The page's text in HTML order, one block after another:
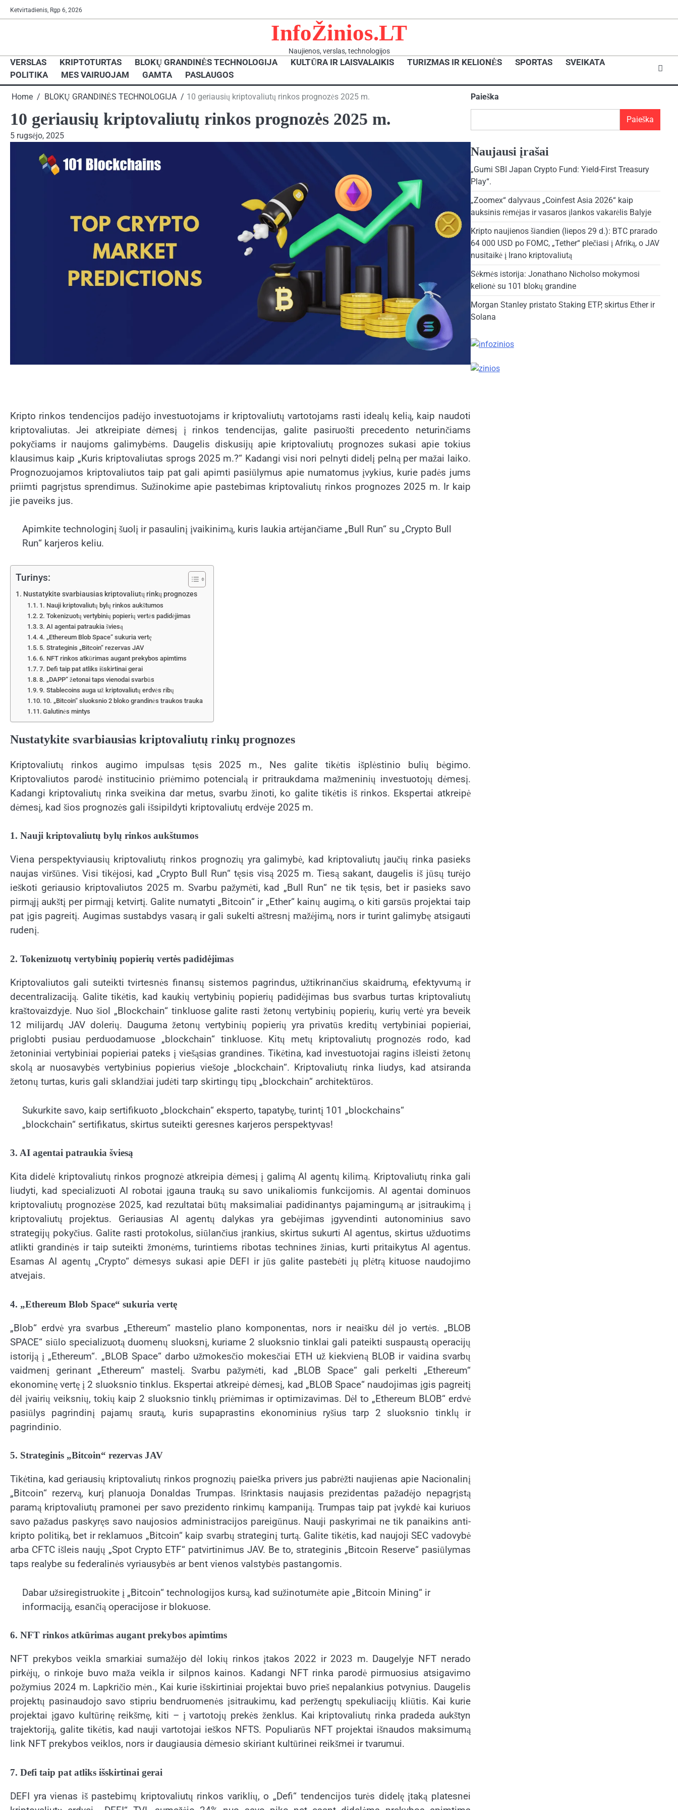
Skip
to
Ketvirtadienis, Rgp 6, 2026
InfoŽinios.LT
Naujienos, verslas, technologijos
VERSLAS KRIPTOTURTAS BLOKŲ GRANDINĖS TECHNOLOGIJA KULTŪRA IR LAISVALAIKIS TURIZMAS IR KELIONĖS SPORTAS
SVEIKATA
POLITIKA
MES VAIRUOJAM GAMTA PASLAUGOS
Home BLOKŲ GRANDINĖS TECHNOLOGIJA 10 geriausių kriptovaliutų rinkos prognozės 2025 m.
10 geriausių kriptovaliutų rinkos prognozės 2025 m.
5 rugsėjo, 2025
Kripto rinkos tendencijos padėjo investuotojams ir kriptovaliutų vartotojams rasti idealų kelią, kaip naudoti
kriptovaliutas. Jei atkreipiate dėmesį į rinkos tendencijas, galite pasiruošti precedento neturinčiams
pokyčiams ir naujoms galimybėms. Daugelis diskusijų apie kriptovaliutų prognozes sukasi apie tokius
klausimus kaip „Kuris kriptovaliutas sprogs 2025 m.?“ Kadangi visi nori pelnyti didelį pelną per mažai laiko.
Prognozuojamos kriptovaliutos taip pat gali apimti pasiūlymus apie numatomus įvykius, kurie padės jums
priimti pagrįstus sprendimus. Sužinokime apie pastebimas kriptovaliutų rinkos prognozes 2025 m. Ir kaip
jie paveiks jus.
Apimkite technologinį šuolį ir pasaulinį įvaikinimą, kuris laukia artėjančiame „Bull Run“ su „Crypto Bull
Run“ karjeros keliu.
Turinys:
Nustatykite svarbiausias kriptovaliutų rinkų prognozes
1. Nauji kriptovaliutų bylų rinkos aukštumos
2. Tokenizuotų vertybinių popierių vertės padidėjimas
3. AI agentai patraukia šviesą
4. „Ethereum Blob Space“ sukuria vertę
5. Strateginis „Bitcoin“ rezervas JAV
6. NFT rinkos atkūrimas augant prekybos apimtims
7. Defi taip pat atliks išskirtinai gerai
8. „DAPP“ žetonai taps vienodai svarbūs
9. Stablecoins auga už kriptovaliutų erdvės ribų
10. „Bitcoin“ sluoksnio 2 bloko grandinės traukos trauka
Galutinės mintys
Nustatykite svarbiausias kriptovaliutų rinkų prognozes
Kriptovaliutų rinkos augimo impulsas tęsis 2025 m., Nes galite tikėtis išplėstinio bulių bėgimo.
Kriptovaliutos parodė institucinio priėmimo potencialą ir pritraukdama mažmeninių investuotojų dėmesį.
Kadangi kriptovaliutų rinka sveikina dar metus, svarbu žinoti, ko galite tikėtis iš rinkos. Ekspertai atkreipė
dėmesį, kad šios prognozės gali išsipildyti kriptovaliutų erdvėje 2025 m.
1. Nauji kriptovaliutų bylų rinkos aukštumos
Viena perspektyviausių kriptovaliutų rinkos prognozių yra galimybė, kad kriptovaliutų jaučių rinka pasieks
naujas viršūnes. Visi tikėjosi, kad „Crypto Bull Run“ tęsis visą 2025 m. Tiesą sakant, daugelis iš jūsų turėjo
ieškoti geriausio kriptovaliutos 2025 m. Svarbu pažymėti, kad „Bull Run“ ne tik tęsis, bet ir pasieks savo
pirmąjį aukštį per pirmąjį ketvirtį. Galite numatyti „Bitcoin“ ir „Ether“ kainų augimą, o kiti garsūs projektai taip
pat įgis pagreitį. Augimas sustabdys vasarą ir gali sukelti aštresnį mažėjimą, nors ir turint galimybę atsigauti
rudenį.
2. Tokenizuotų vertybinių popierių vertės padidėjimas
Kriptovaliutos gali suteikti tvirtesnės finansų sistemos pagrindus, užtikrinančius skaidrumą, efektyvumą ir
decentralizaciją. Galite tikėtis, kad kaukių vertybinių popierių padidėjimas bus svarbus turtas kriptovaliutų
kraštovaizdyje. Nuo šiol „Blockchain“ tinkluose galite rasti žetonų vertybinių popierių, kurių vertė yra beveik
12 milijardų JAV dolerių. Dauguma žetonų vertybinių popierių yra privatūs kreditų vertybiniai popieriai,
priglobti pusiau perduodamuose „blockchain“ tinkluose. Kitų metų kriptovaliutų prognozės rodo, kad
žetoniniai vertybiniai popieriai pateks į viešąsias grandines. Tikėtina, kad investuotojai ragins išleisti žetonų
skolą ar nuosavybės vertybinius popierius viešoje „blockchain“. Kriptovaliutų rinka liudys, kad atsiranda
žetonų turtas, kuris gali sklandžiai judėti tarp skirtingų tipų „blockchain“ architektūros.
Sukurkite savo, kaip sertifikuoto „blockchain“ eksperto, tapatybę, turintį 101 „blockchains“
„blockchain“ sertifikatus, skirtus suteikti geresnes karjeros perspektyvas!
3. AI agentai patraukia šviesą
Kita didelė kriptovaliutų rinkos prognozė atkreipia dėmesį į galimą AI agentų kilimą. Kriptovaliutų rinka gali
liudyti, kad specializuoti AI robotai įgauna trauką su savo unikaliomis funkcijomis. AI agentai dominuos
kriptovaliutų prognozėse 2025, kad rezultatai būtų maksimaliai padidinantys pajamingumą ar įsitraukimą į
kriptovaliutų projektus. Geriausias AI agentų dalykas yra gebėjimas įgyvendinti autonominius savo
strategijų pokyčius. Galite rasti protokolus, siūlančius įrankius, skirtus sukurti AI agentus, skirtus užduotims
atlikti grandinės ir taip suteikti žmonėms, turintiems ribotas technines žinias, kurti pritaikytus AI agentus.
Esamas AI agentų „Crypto“ dėmesys sukasi apie DEFI ir jūs galite pastebėti jų plėtrą kituose naudojimo
atvejais.
4. „Ethereum Blob Space“ sukuria vertę
„Blob“ erdvė yra svarbus „Ethereum“ mastelio plano komponentas, nors ir neaišku dėl jo vertės. „BLOB
SPACE“ siūlo specializuotą duomenų sluoksnį, kuriame 2 sluoksnio tinklai gali pateikti suspaustą operacijų
istoriją į „Ethereum“. „BLOB Space“ darbo užmokesčio mokesčiai ETH už kiekvieną BLOB ir vaidina svarbų
vaidmenį gerinant „Ethereum“ mastelį. Svarbu pažymėti, kad „BLOB Space“ gali perkelti „Ethereum“
ekonominę vertę į 2 sluoksnio tinklus. Ekspertai atkreipė dėmesį, kad „BLOB Space“ naudojimas įgis pagreitį
dėl įvairių veiksnių, tokių kaip 2 sluoksnio tinklų priėmimas ir optimizavimas. Dėl to „Ethereum BLOB“ erdvė
pasiūlys pagrindinį pajamų srautą, kuris supaprastins ekonominius ryšius tarp 2 sluoksnio tinklų ir
pagrindinio.
5. Strateginis „Bitcoin“ rezervas JAV
Tikėtina, kad geriausių kriptovaliutų rinkos prognozių paieška privers jus pabrėžti naujienas apie Nacionalinį
„Bitcoin“ rezervą, kurį planuoja Donaldas Trumpas. Išrinktasis naujasis prezidentas pažadėjo nepagrįstą
paramą kriptovaliutų pramonei per savo prezidento rinkimų kampaniją. Trumpas taip pat įvykdė kai kuriuos
savo pažadus paskyręs savo naujosios administracijos pareigūnus. Nauji paskyrimai ne tik panaikins anti-
kripto politiką, bet ir reklamuos „Bitcoin“ kaip svarbų strateginį turtą. Galite tikėtis, kad naujoji SEC vadovybė
arba CFTC išleis naujų „Spot Crypto ETF“ patvirtinimus JAV. Be to, strateginis „Bitcoin Reserve“ pasiūlymas
taps realybe su federalinės vyriausybės ar bent vienos valstybės pastangomis.
Dabar užsiregistruokite į „Bitcoin“ technologijos kursą, kad sužinotumėte apie „Bitcoin Mining“ ir
informaciją, esančią operacijose ir blokuose.
6. NFT rinkos atkūrimas augant prekybos apimtims
NFT prekybos veikla smarkiai sumažėjo dėl lokių rinkos įtakos 2022 ir 2023 m. Daugelyje NFT nerado
pirkėjų, o rinkoje buvo maža veikla ir silpnos kainos. Kadangi NFT rinka parodė pirmuosius atsigavimo
požymius 2024 m. Lapkričio mėn., Kai kurie išskirtiniai projektai buvo prieš nepalankius potvynius. Daugelis
projektų pasinaudojo savo stipriu bendruomenės įsitraukimu, kad peržengtų spekuliacijų kliūtis. Kai kurie
projektai įgavo kultūrinę reikšmę, kiti – į vartotojų prekės ženklus. Kai kriptovaliutų rinka pradeda aukštyn
trajektoriją, galite tikėtis, kad nauji vartotojai ieškos NFTS. Populiarūs NFT projektai išnaudos maksimumą
link NFT prekybos veiklos, nors ir daugiausia dėmesio skiriant kultūrinei reikšmei ir tvarumui.
7. Defi taip pat atliks išskirtinai gerai
DEFI yra vienas iš pastebimų kriptovaliutų rinkos variklių, o „Defi“ tendencijos turės didelę įtaką platesnei
Paieška
Paieška
Naujausi įrašai
„Gumi SBI Japan Crypto Fund: Yield-First Treasury
Play“.
„Zoomex“ dalyvaus „Coinfest Asia 2026“ kaip
auksinis rėmėjas ir vasaros įlankos vakarėlis Balyje
Kripto naujienos šiandien (liepos 29 d.): BTC prarado
64 000 USD po FOMC, „Tether“ plečiasi į Afriką, o JAV
nusitaikė į Irano kriptovaliutą
Sėkmės istorija: Jonathano Nicholso mokymosi
kelionė su 101 blokų grandine
Morgan Stanley pristato Staking ETP, skirtus Ether ir
Solana